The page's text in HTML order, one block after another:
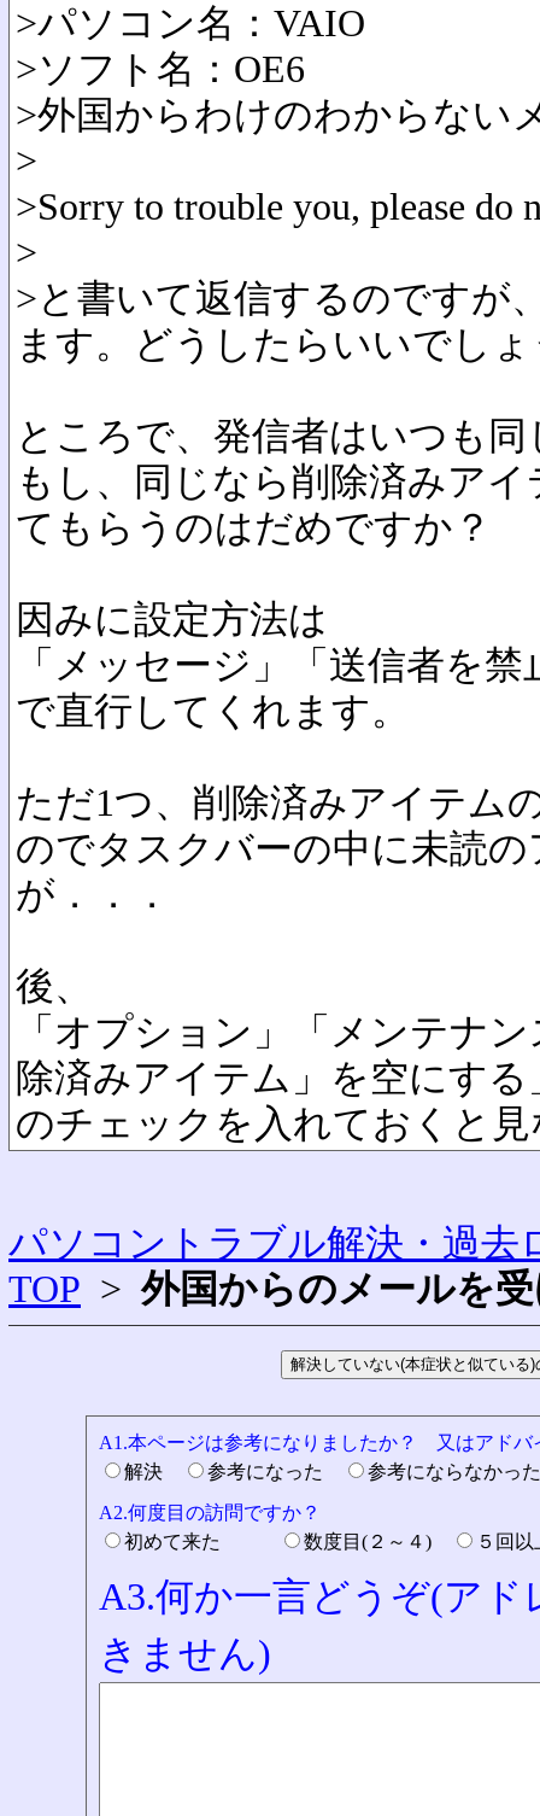
>パソコン名：VAIO
>ソフト名：OE6
>外国からわけのわからない
>
>Sorry to trouble you, please do
>
>と書いて返信するのですが
ます。どうしたらいいでし
ところで、発信者はいつも
もし、同じなら削除済みア
てもらうのはだめですか？
因みに設定方法は
「メッセージ」「送信者を
で直行してくれます。
ただ1つ、削除済みアイテム
のでタスクバーの中に未読
が．．．
後、
「オプション」「メンテナ
除済みアイテム」を空にする
のチェックを入れておくと
パソコントラブル解決・過去
TOP >外国からのメールを
A1.本ページは参考になりましたか？ 又はアドバ
解決
参考になった
参考にならなか
A2.何度目の訪問ですか？
初めて来た
数度目(２～４) ５回
A3.何か一言どうぞ(ア
きません)